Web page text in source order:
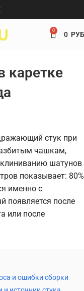
0 0
каретке
стук при
чашкам,
шатунов
показывает: 80%
именно с
появляется после
или после
и ошибки сборки